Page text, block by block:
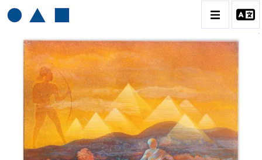
HENRI BAVIERA
BIOGRAPHIE